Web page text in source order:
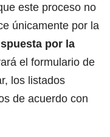
este proceso no
únicamente por la
por la
el formulario de
los listados
de acuerdo con